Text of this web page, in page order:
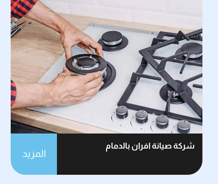
شركة صيانة افران بالدمام
المزيد